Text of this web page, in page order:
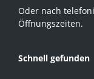
Oder nach
Öffnungszeiten.
Schnell gefunden